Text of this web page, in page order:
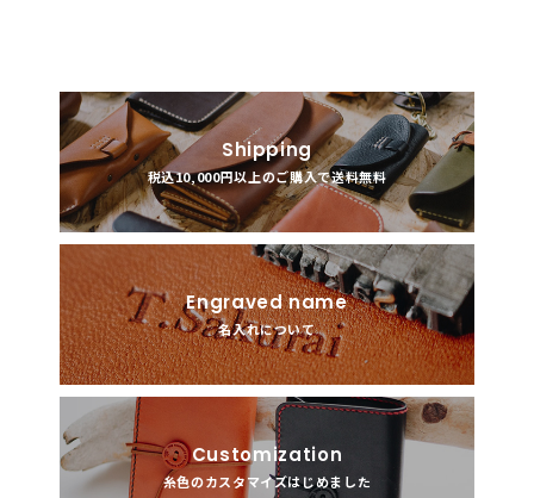
Shipping
税込10,000円以上のご購入で送料無料
Engraved name
名入れについて
Customization
糸色のカスタマイズはじめました